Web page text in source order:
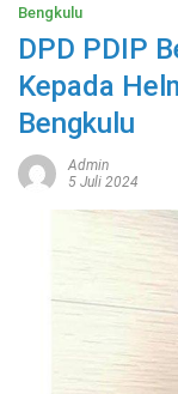
Bengkulu
DPD PDIP
Kepada
Bengkulu
Admin
5 Juli 2024